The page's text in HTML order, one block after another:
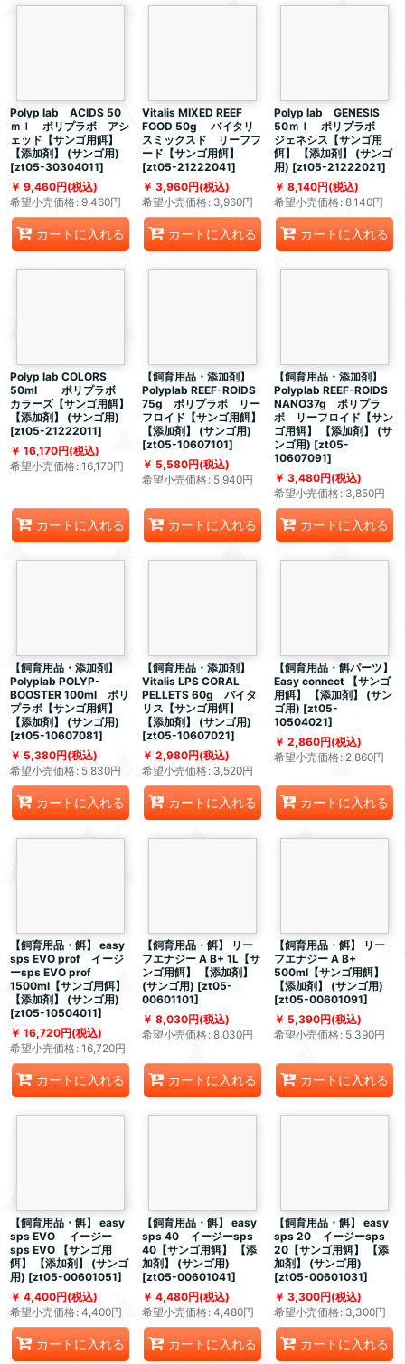
Polyp lab ACIDS 50
ｍｌ ポリプラボ アシ
ェッド【サンゴ用餌】
【添加剤】 (サンゴ用)
[zt05-30304011]
9,460円(税込)
希望小売価格: 9,460円
カートに入れる
Vitalis MIXED REEF
FOOD 50g バイタリ
スミックスド リーフフ
ード【サンゴ用餌】
[zt05-21222041]
3,960円(税込)
希望小売価格: 3,960円
カートに入れる
Polyp lab GENESIS
50ｍｌ ポリプラボ
ジェネシス【サンゴ用
餌】 【添加剤】 (サンゴ
用) [zt05-21222021]
8,140円(税込)
希望小売価格: 8,140円
カートに入れる
Polyp lab COLORS
50ml ポリプラボ
カラーズ【サンゴ用餌】
【添加剤】 (サンゴ用)
[zt05-21222011]
16,170円(税込)
希望小売価格: 16,170円
カートに入れる
【飼育用品・添加剤】
Polyplab REEF-ROIDS
75g ポリプラボ リー
フロイド【サンゴ用餌】
【添加剤】 (サンゴ用)
[zt05-10607101]
5,580円(税込)
希望小売価格: 5,940円
カートに入れる
【飼育用品・添加剤】
Polyplab REEF-ROIDS
NANO37g ポリプラ
ボ リーフロイド【サン
ゴ用餌】 【添加剤】 (サ
ンゴ用) [zt05-
10607091]
3,480円(税込)
希望小売価格: 3,850円
カートに入れる
【飼育用品・添加剤】
Polyplab POLYP-
BOOSTER 100ml ポリ
プラボ【サンゴ用餌】
【添加剤】 (サンゴ用)
[zt05-10607081]
5,380円(税込)
希望小売価格: 5,830円
カートに入れる
【飼育用品・添加剤】
Vitalis LPS CORAL
PELLETS 60g バイタ
リス【サンゴ用餌】
【添加剤】 (サンゴ用)
[zt05-10607021]
2,980円(税込)
希望小売価格: 3,520円
カートに入れる
【飼育用品・餌パーツ】
Easy connect 【サンゴ
用餌】 【添加剤】 (サン
ゴ用) [zt05-
10504021]
2,860円(税込)
希望小売価格: 2,860円
カートに入れる
【飼育用品・餌】 easy
sps EVO prof イージ
ーsps EVO prof
1500ml【サンゴ用餌】
【添加剤】 (サンゴ用)
[zt05-10504011]
16,720円(税込)
希望小売価格: 16,720円
カートに入れる
【飼育用品・餌】 リー
フエナジー A B+ 1L【サ
ンゴ用餌】 【添加剤】
(サンゴ用) [zt05-
00601101]
8,030円(税込)
希望小売価格: 8,030円
カートに入れる
【飼育用品・餌】 リー
フエナジー A B+
500ml【サンゴ用餌】
【添加剤】 (サンゴ用)
[zt05-00601091]
5,390円(税込)
希望小売価格: 5,390円
カートに入れる
【飼育用品・餌】 easy
sps EVO イージー
sps EVO 【サンゴ用
餌】 【添加剤】 (サンゴ
用) [zt05-00601051]
4,400円(税込)
希望小売価格: 4,400円
カートに入れる
【飼育用品・餌】 easy
sps 40 イージーsps
40【サンゴ用餌】 【添
加剤】 (サンゴ用)
[zt05-00601041]
4,480円(税込)
希望小売価格: 4,480円
カートに入れる
【飼育用品・餌】 easy
sps 20 イージーsps
20【サンゴ用餌】 【添
加剤】 (サンゴ用)
[zt05-00601031]
3,300円(税込)
希望小売価格: 3,300円
カートに入れる